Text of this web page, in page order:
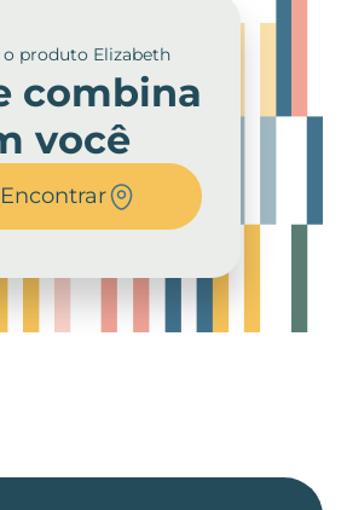
o produto Elizabeth
combina
você
Encontrar